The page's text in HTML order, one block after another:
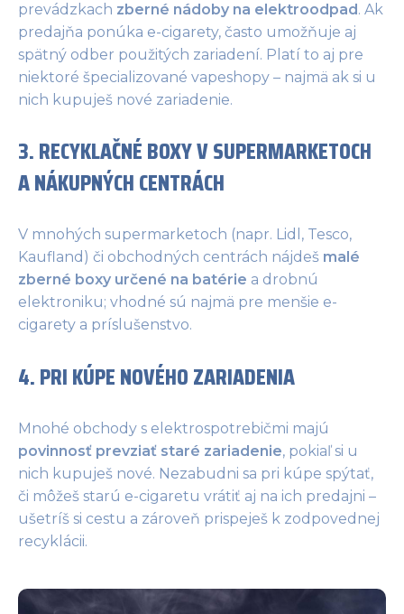
prevádzkach zberné nádoby na elektroodpad. Ak
predajňa ponúka e-cigarety, často umožňuje aj
spätný odber použitých zariadení. Platí to aj pre
niektoré špecializované vapeshopy – najmä ak si u
nich kupuješ nové zariadenie.
3. RECYKLAČNÉ BOXY V SUPERMARKETOCH
A NÁKUPNÝCH CENTRÁCH
V mnohých supermarketoch (napr. Lidl, Tesco,
Kaufland) či obchodných centrách nájdeš malé
zberné boxy určené na batérie a drobnú
elektroniku; vhodné sú najmä pre menšie e-
cigarety a príslušenstvo.
4. PRI KÚPE NOVÉHO ZARIADENIA
Mnohé obchody s elektrospotrebičmi majú
povinnosť prevziať staré zariadenie, pokiaľ si u
nich kupuješ nové. Nezabudni sa pri kúpe spýtať,
či môžeš starú e-cigaretu vrátiť aj na ich predajni –
ušetríš si cestu a zároveň prispeješ k zodpovednej
recyklácii.